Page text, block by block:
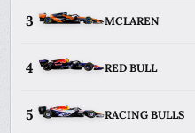
3 MCLAREN
4 RED BULL
5 RACING BULLS